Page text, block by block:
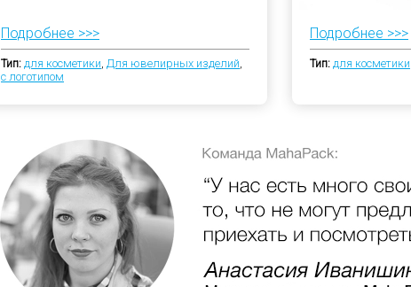
Подробнее >>>
Тип: для косметики, Для ювелирных изделий,
с логотипом
Подробнее >>>
Тип: для косметики